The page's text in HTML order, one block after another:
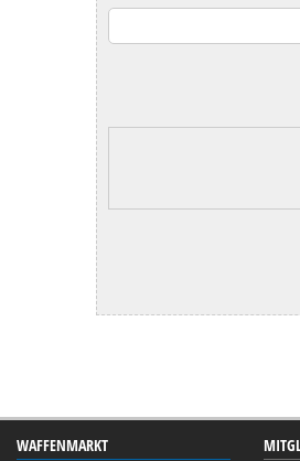
WAFFENMARKT